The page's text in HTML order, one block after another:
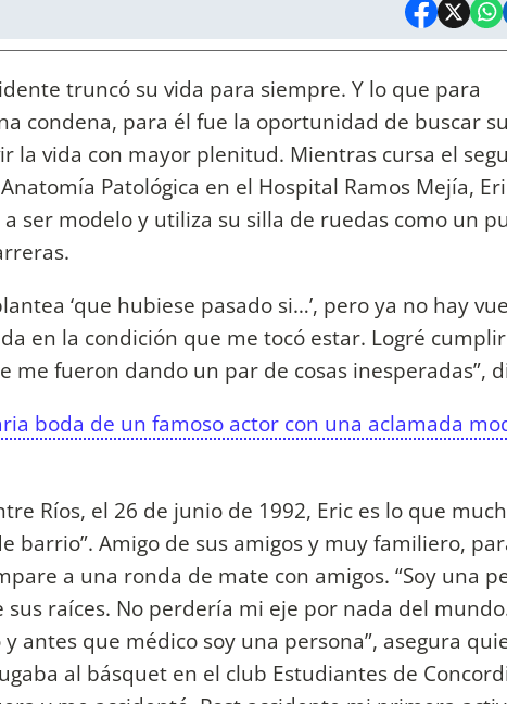
truncó su vida para siempre. Y lo que para
condena, para él fue la oportunidad de buscar
la vida con mayor plenitud. Mientras cursa el
Patológica en el Hospital Ramos Mejía,
a ser modelo y utiliza su silla de ruedas como un
‘que hubiese pasado si…’, pero ya no hay
en la condición que me tocó estar. Logré
me fueron dando un par de cosas inesperadas”,
boda de un famoso actor con una aclamada
Ríos, el 26 de junio de 1992, Eric es lo que
barrio”. Amigo de sus amigos y muy familiero,
a una ronda de mate con amigos. “Soy una
raíces. No perdería mi eje por nada del
antes que médico soy una persona”, asegura
al básquet en el club Estudiantes de